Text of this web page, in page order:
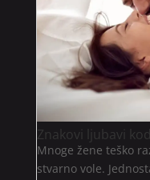
Znakovi ljubavi
Mnoge žene teško
stvarno vole.